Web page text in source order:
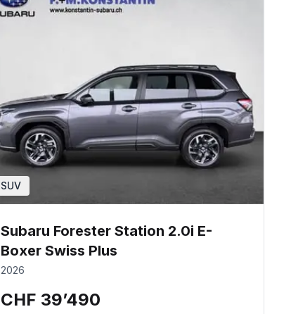
SUV
Subaru Forester Station 2.0i E-
Boxer Swiss Plus
2026
CHF 39’490